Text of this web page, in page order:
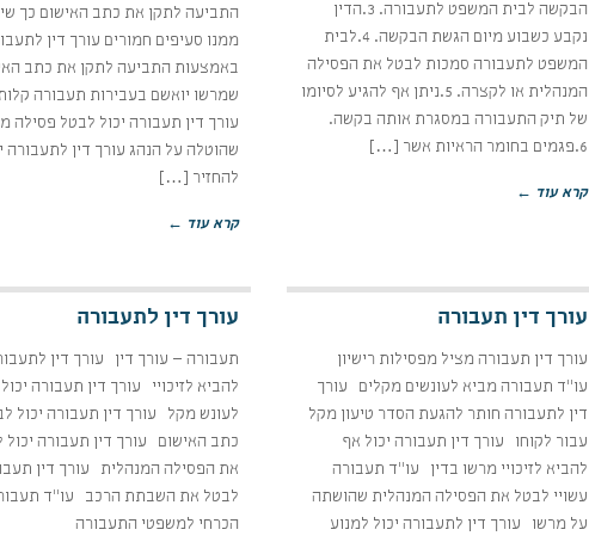
הבקשה לבית המשפט לתעבורה. 3.הדין
נקבע כשבוע מיום הגשת הבקשה. 4.לבית
המשפט לתעבורה סמכות לבטל את הפסילה
המנהלית או לקצרה. 5.ניתן אף להגיע לסיומו
של תיק התעבורה במסגרת אותה בקשה.
6.פגמים בחומר הראיות אשר […]
קרא עוד ←
התביעה לתקן את כתב האישום כך
ממנו סעיפים חמורים עורך דין
באמצעות התביעה לתקן את כתב
שמרשו יואשם בעבירות תעבורה
עורך דין תעבורה יכול לבטל פסילה
שהוטלה על הנהג עורך דין לתעבורה
להחזיר […]
קרא עוד ←
עורך דין תעבורה
עורך דין תעבורה מציל מפסילות רישיון
עו"ד תעבורה מביא לעונשים מקלים עורך
דין לתעבורה חותר להגעת הסדר טיעון מקל
עבור לקוחו עורך דין תעבורה יכול אף
להביא לזיכויי מרשו בדין עו"ד תעבורה
עשויי לבטל את הפסילה המנהלית שהושתה
על מרשו עורך דין לתעבורה יכול למנוע
עורך דין לתעבורה
תעבורה – עורך דין עורך דין
להביא לזיכויי עורך דין תעבורה
לעונש מקל עורך דין תעבורה יכול
כתב האישום עורך דין תעבורה יכול
את הפסילה המנהלית עורך דין
לבטל את השבתת הרכב עו"ד
הכרחי למשפטי התעבורה